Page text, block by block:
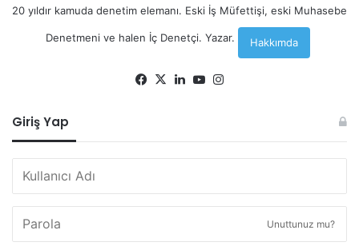
20 yıldır kamuda denetim elemanı. Eski İş Müfettişi, eski Muhasebe
Denetmeni ve halen İç Denetçi. Yazar. Hakkımda
Facebook
X LinkedInYouTube
Giriş Yap
Unuttunuz mu?